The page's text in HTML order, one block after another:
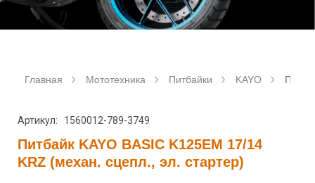
Главная Мототехника Питбайки KAYO
Артикул: 1560012-789-3749
Питбайк KAYO BASIC K125EM 17/14
KRZ (механ. сцепл., эл. стартер)